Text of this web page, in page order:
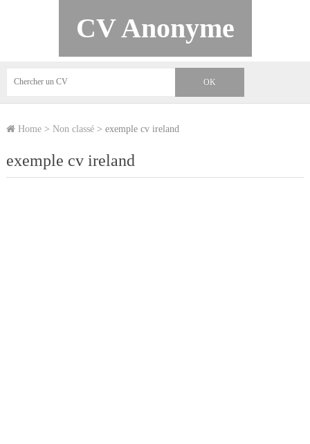
CV Anonyme
Home> Non classé> exemple cv ireland
exemple cv ireland